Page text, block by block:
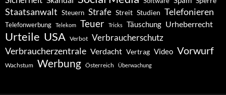
Staatsanwalt Steuern Strafe Streit Studien Telefonieren
Telefonwerbung Telekom Teuer Tricks Täuschung Urheberrecht
Urteile USA Verbot Verbraucherschutz
Verbraucherzentrale Verdacht Vertrag Video Vorwurf
Wachstum Werbung Österreich Überwachung